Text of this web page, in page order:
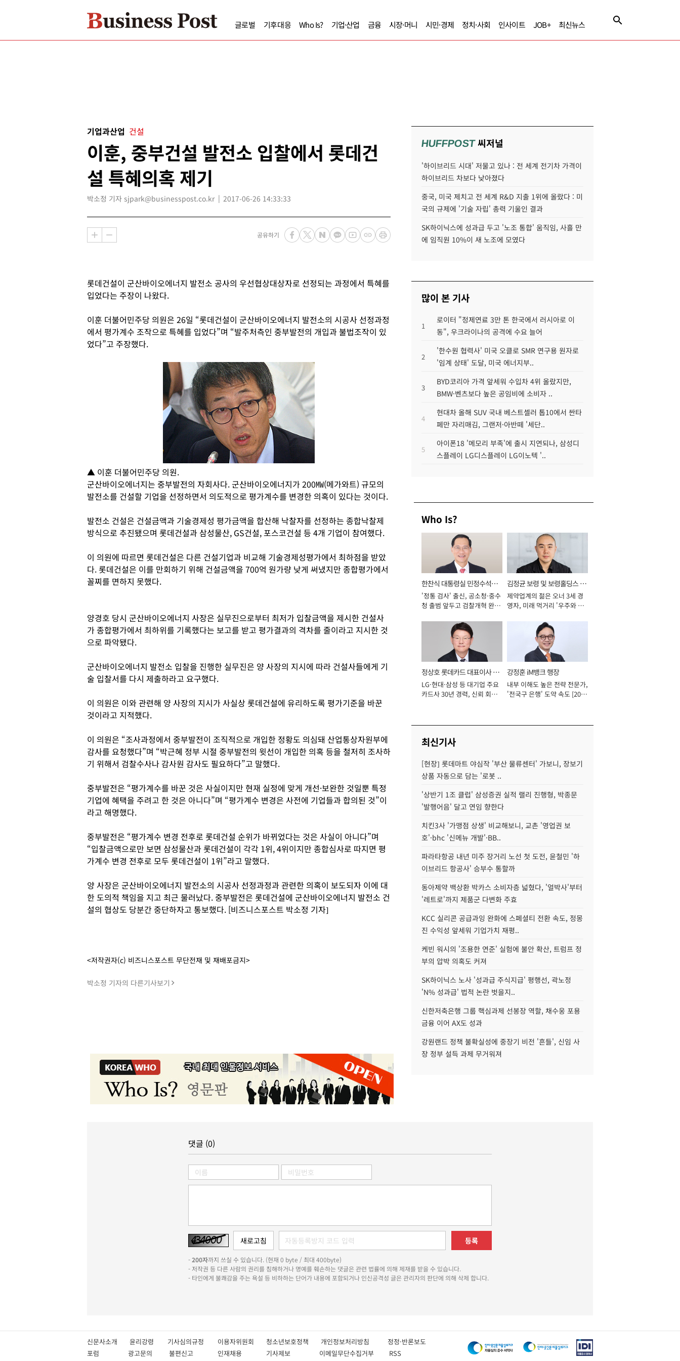
글로벌 기후대응 Who Is? 기업·산업 금융 시장·머니 시민·경제 정치·사회 인사이트 JOB+ 최신뉴스
기업과산업 건설
이훈, 중부건설 발전소 입찰에서 롯데건
설 특혜의혹 제기
박소정 기자 sjpark@businesspost.co.kr 2017-06-26 14:33:33
공유하기
롯데건설이 군산바이오에너지 발전소 공사의 우선협상대상자로 선정되는 과정에서 특혜를
입었다는 주장이 나왔다.
이훈 더불어민주당 의원은 26일 “롯데건설이 군산바이오에너지 발전소의 시공사 선정과정
에서 평가계수 조작으로 특혜를 입었다”며 “발주처측인 중부발전의 개입과 불법조작이 있
었다”고 주장했다.
▲ 이훈 더불어민주당 의원.
군산바이오에너지는 중부발전의 자회사다. 군산바이오에너지가 200㎿(메가와트) 규모의
발전소를 건설할 기업을 선정하면서 의도적으로 평가계수를 변경한 의혹이 있다는 것이다.
발전소 건설은 건설금액과 기술경제성 평가금액을 합산해 낙찰자를 선정하는 종합낙찰제
방식으로 추진됐으며 롯데건설과 삼성물산, GS건설, 포스코건설 등 4개 기업이 참여했다.
이 의원에 따르면 롯데건설은 다른 건설기업과 비교해 기술경제성평가에서 최하점을 받았
다. 롯데건설은 이를 만회하기 위해 건설금액을 700억 원가량 낮게 써냈지만 종합평가에서
꼴찌를 면하지 못했다.
양경호 당시 군산바이오에너지 사장은 실무진으로부터 최저가 입찰금액을 제시한 건설사
가 종합평가에서 최하위를 기록했다는 보고를 받고 평가결과의 격차를 줄이라고 지시한 것
으로 파악됐다.
군산바이오에너지 발전소 입찰을 진행한 실무진은 양 사장의 지시에 따라 건설사들에게 기
술 입찰서를 다시 제출하라고 요구했다.
이 의원은 이와 관련해 양 사장의 지시가 사실상 롯데건설에 유리하도록 평가기준을 바꾼
것이라고 지적했다.
이 의원은 “조사과정에서 중부발전이 조직적으로 개입한 정황도 의심돼 산업통상자원부에
감사를 요청했다”며 “박근혜 정부 시절 중부발전의 윗선이 개입한 의혹 등을 철저히 조사하
기 위해서 검찰수사나 감사원 감사도 필요하다”고 말했다.
중부발전은 “평가계수를 바꾼 것은 사실이지만 현재 실정에 맞게 개선·보완한 것일뿐 특정
기업에 혜택을 주려고 한 것은 아니다”며 “평가계수 변경은 사전에 기업들과 합의된 것”이
라고 해명했다.
중부발전은 “평가계수 변경 전후로 롯데건설 순위가 바뀌었다는 것은 사실이 아니다”며
“입찰금액으로만 보면 삼성물산과 롯데건설이 각각 1위, 4위이지만 종합심사로 따지면 평
가계수 변경 전후로 모두 롯데건설이 1위”라고 말했다.
양 사장은 군산바이오에너지 발전소의 시공사 선정과정과 관련한 의혹이 보도되자 이에 대
한 도의적 책임을 지고 최근 물러났다. 중부발전은 롯데건설에 군산바이오에너지 발전소 건
설의 협상도 당분간 중단하자고 통보했다. [비즈니스포스트 박소정 기자]
<저작권자(c) 비즈니스포스트 무단전재 및 재배포금지>
박소정 기자의 다른기사보기
HUFFPOST씨저널
'하이브리드 시대' 저물고 있나 : 전 세계 전기차 가격이
하이브리드 차보다 낮아졌다
중국, 미국 제치고 전 세계 R&D 지출 1위에 올랐다 : 미
국의 규제에 '기술 자립' 총력 기울인 결과
SK하이닉스에 성과급 두고 '노조 통합' 움직임, 사흘 만
에 임직원 10%이 새 노조에 모였다
많이 본 기사
1
로이터 "정제연료 3만 톤 한국에서 러시아로 이
동", 우크라이나의 공격에 수요 늘어
2
'한수원 협력사' 미국 오클로 SMR 연구용 원자로
'임계 상태' 도달, 미국 에너지부..
3
BYD코리아 가격 앞세워 수입차 4위 올랐지만,
BMW·벤츠보다 높은 공임비에 소비자 ..
4
현대차 올해 SUV 국내 베스트셀러 톱10에서 싼타
페만 자리매김, 그랜저·아반떼 '세단..
5
아이폰18 '메모리 부족'에 출시 지연되나, 삼성디
스플레이 LG디스플레이 LG이노텍 '..
Who Is?
한찬식 대통령실 민정수석비
서관
'정통 검사' 출신, 공소청·중수
청 출범 앞두고 검찰개혁 완수
김정균 보령 및 보령홀딩스 대
표이사 사장
제약업계의 젊은 오너 3세 경
영자, 미래 먹거리 '우주와 헬
정상호 롯데카드 대표이사 사
장
LG·현대·삼성 등 대기업 주요
카드사 30년 경력, 신뢰 회복
강정훈 iM뱅크 행장
내부 이해도 높은 전략 전문가,
'전국구 은행' 도약 속도 [2026
최신기사
[현장] 롯데마트 야심작 '부산 물류센터' 가보니, 장보기
상품 자동으로 담는 '로봇 ..
'상반기 1조 클럽' 삼성증권 실적 랠리 진행형, 박종문
'발행어음' 달고 연임 향한다
치킨3사 '가맹점 상생' 비교해보니, 교촌 '영업권 보
호'·bhc '신메뉴 개발'·BB..
파라타항공 내년 미주 장거리 노선 첫 도전, 윤철민 '하
이브리드 항공사' 승부수 통할까
동아제약 백상환 박카스 소비자층 넓혔다, '얼박사'부터
'레트로'까지 제품군 다변화 주효
KCC 실리콘 공급과잉 완화에 스페셜티 전환 속도, 정몽
진 수익성 앞세워 기업가치 재평..
케빈 워시의 '조용한 연준' 실험에 불안 확산, 트럼프 정
부의 압박 의혹도 커져
SK하이닉스 노사 '성과급 주식지급' 평행선, 곽노정
'N% 성과급' 법적 논란 벗을지..
신한저축은행 그룹 핵심과제 선봉장 역할, 채수웅 포용
금융 이어 AX도 성과
강원랜드 정책 불확실성에 중장기 비전 '흔들', 신임 사
장 정부 설득 과제 무거워져
댓글 (0)
등록
-200자까지 쓰실 수 있습니다. (현재 0 byte / 최대 400byte)
- 저작권 등 다른 사람의 권리를 침해하거나 명예를 훼손하는 댓글은 관련 법률에 의해 제재를 받을 수 있습니다.
- 타인에게 불쾌감을 주는 욕설 등 비하하는 단어가 내용에 포함되거나 인신공격성 글은 관리자의 판단에 의해 삭제 합니다.
신문사소개 윤리강령 기사심의규정 이용자위원회 청소년보호정책 개인정보처리방침 정정·반론보도
포럼
광고문의 불편신고 인재채용 기사제보 이메일무단수집거부 RSS